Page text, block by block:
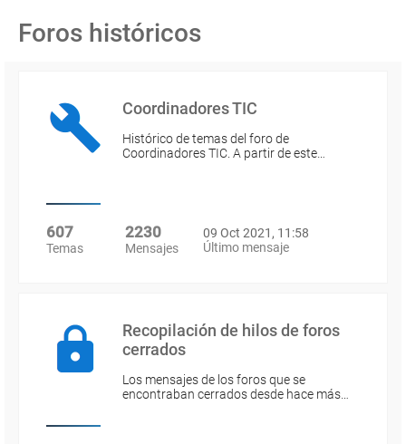
Foros históricos
Coordinadores TIC
Histórico de temas del foro de
Coordinadores TIC. A partir de este…
607
Temas
2230
Mensajes
09 Oct 2021, 11:58
Último mensaje
Recopilación de hilos de foros
cerrados
Los mensajes de los foros que se
encontraban cerrados desde hace más…